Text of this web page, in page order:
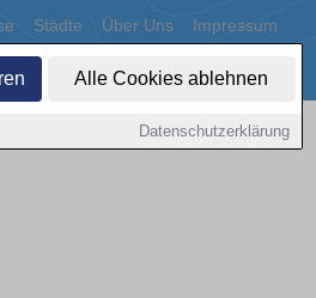
Alle Cookies ablehnen
Datenschutzerklärung
Städte Über Uns Impressum
Cookies
GmbH | Content by: 1a-sites-autos